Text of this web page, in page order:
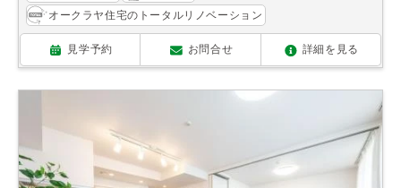
オークラヤ住宅のトータルリノベーション
見学予約 お問合せ 詳細を見る